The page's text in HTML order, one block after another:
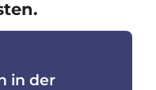
in der